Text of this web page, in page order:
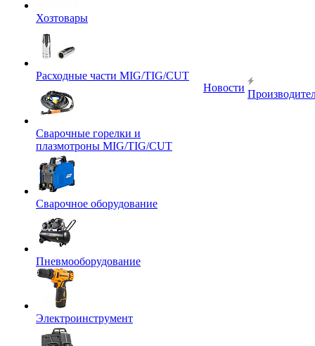
Хозтовары
Расходные части MIG/TIG/CUT
Сварочные горелки и
плазмотроны MIG/TIG/CUT
Сварочное оборудование
Пневмооборудование
Электроинструмент
Новости